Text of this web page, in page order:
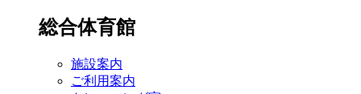
総合体育館
施設案内
ご利用案内